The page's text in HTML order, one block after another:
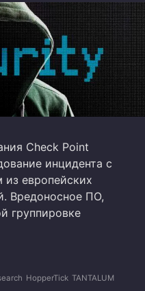
Check Point
инцидента с
европейских
Вредоносное ПО,
группировке
HopperTick TANTALUM